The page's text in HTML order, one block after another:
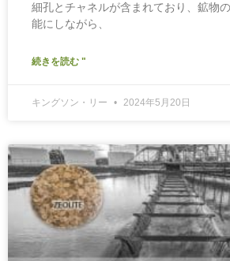
細孔とチャネルが含まれており、鉱物
能にしながら、
続きを読む "
キングソン・リー 2024年5月20日